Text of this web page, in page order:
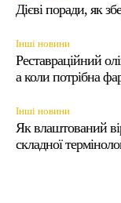
Дієві поради, як
Інші новини
Реставраційний
а коли потрібна
Інші новини
Як влаштований
складної